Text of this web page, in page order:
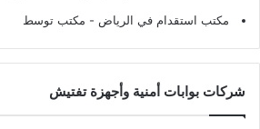
مكتب استقدام في الرياض - مكتب توسط
شركات بوابات أمنية وأجهزة تفتيش